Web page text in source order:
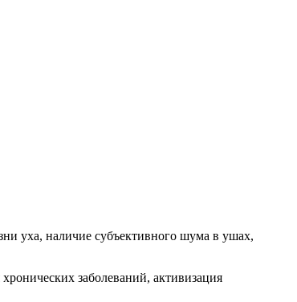
уха, наличие субъективного шума в ушах,
заболеваний, активизация